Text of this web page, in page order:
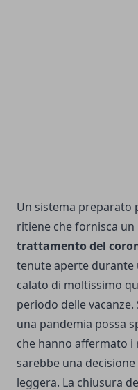
Un sistema preparato
ritiene che fornisca
trattamento del
tenute aperte durante
calato di moltissimo
periodo delle
una pandemia possa
che hanno affermato
sarebbe una
leggera. La chiusura